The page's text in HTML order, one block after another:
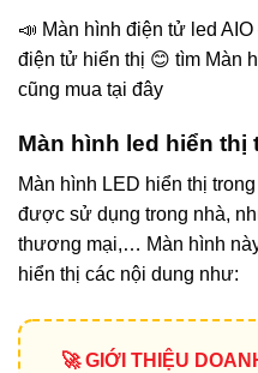
📣 Màn hình điện tử led
điện tử hiển thị 😊 tìm Màn
cũng mua tại đây
Màn hình led hiển thị
Màn hình LED hiển thị
được sử dụng trong nhà,
thương mại,… Màn hình
hiển thị các nội dung như:
🚀 GIỚI THIỆU